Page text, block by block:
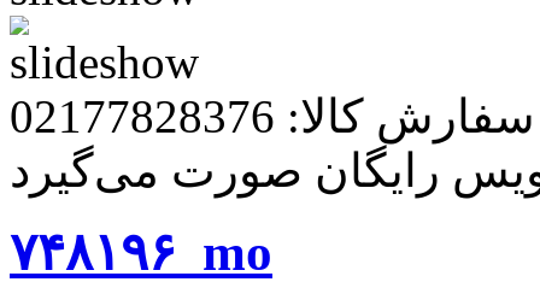
کالا: 02177828376
رایگان صورت می‌گیرد
۷۴۸۱۹۶_mo